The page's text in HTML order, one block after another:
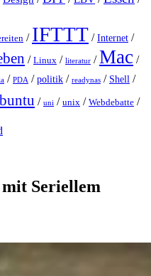
/ IFTTT /Internet /
/ Linux / literatur /Mac /
/ PDA /politik / readynas / Shell /
/ uni / unix / Webdebatte /
Seriellem